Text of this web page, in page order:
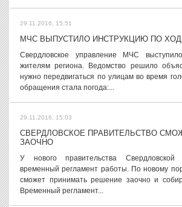
29.11.2016, 15:51
МЧС ВЫПУСТИЛО ИНСТРУКЦИЮ ПО
Свердловское управление МЧС
жителям региона. Ведомство решило
нужно передвигаться по улицам во время
обращения стала погода:...
29.11.2016, 15:03
СВЕРДЛОВСКОЕ ПРАВИТЕЛЬСТВО
ЗАОЧНО
У нового правительства Свердловской
временный регламент работы. По новому
сможет принимать решение заочно и
Временный регламент...